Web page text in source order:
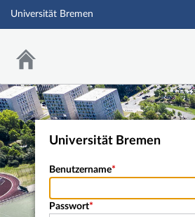
Universität Bremen
Universität Bremen
Benutzername
Passwort